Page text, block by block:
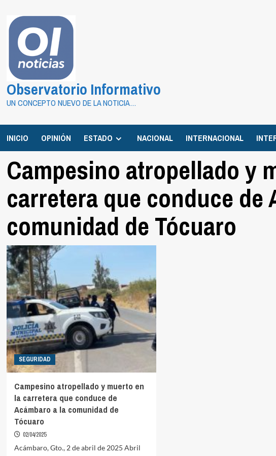
contenido
Observatorio Informativo
UN CONCEPTO NUEVO DE LA NOTICIA…
INICIO OPINIÓN ESTADO NACIONAL INTERNACIONAL
Campesino atropellado y
carretera que conduce de
comunidad de Tócuaro
SEGURIDAD
Campesino atropellado y muerto en
la carretera que conduce de
Acámbaro a la comunidad de
Tócuaro
02/04/2025
Acámbaro, Gto., 2 de abril de 2025 Abril